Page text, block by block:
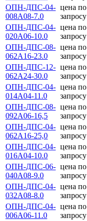
ОПН-ДПС-04-
008А08-7.0
цена по
запросу
ОПН-ДПС-04-
020А06-10.0
цена по
запросу
ОПН-ДПС-08-
062А16-23.0
цена по
запросу
ОПН-ДПС-12-
062А24-30.0
цена по
запросу
ОПН-ДПС-04-
014А04-11.0
цена по
запросу
ОПН-ДПС-08-
092А06-16,5
цена по
запросу
ОПН-ДПС-04-
062А16-25,0
цена по
запросу
ОПН-ДПС-04-
016А04-10.0
цена по
запросу
ОПН-ДПС-06-
040А08-9.0
цена по
запросу
ОПН-ДПС-04-
032А08-8.0
цена по
запросу
ОПН-ДПС-04-
006А06-11.0
цена по
запросу